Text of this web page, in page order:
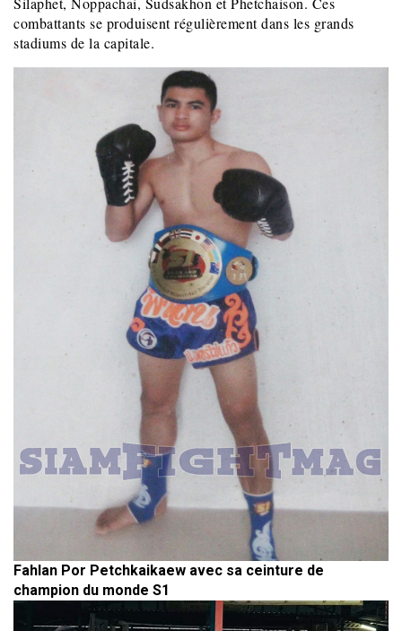
combattants se produisent régulièrement dans les grands
stadiums de la capitale.
Fahlan Por Petchkaikaew avec sa ceinture de
champion du monde S1